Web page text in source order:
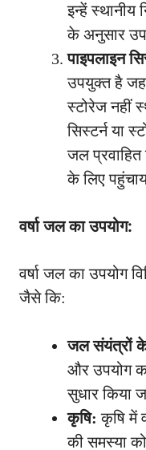
इन्हें स्थानीय
के अनुसार
पाइपलाइन
उपयुक्त है
स्टोरेज नहीं
सिस्टर्न या
जल
के लिए
वर्षा जल का उपयोग:
वर्षा जल का उपयोग
जैसे कि:
जल संयंत्रों
और उपयोग
सुधार किया
कृषि: कृषि में
की समस्या